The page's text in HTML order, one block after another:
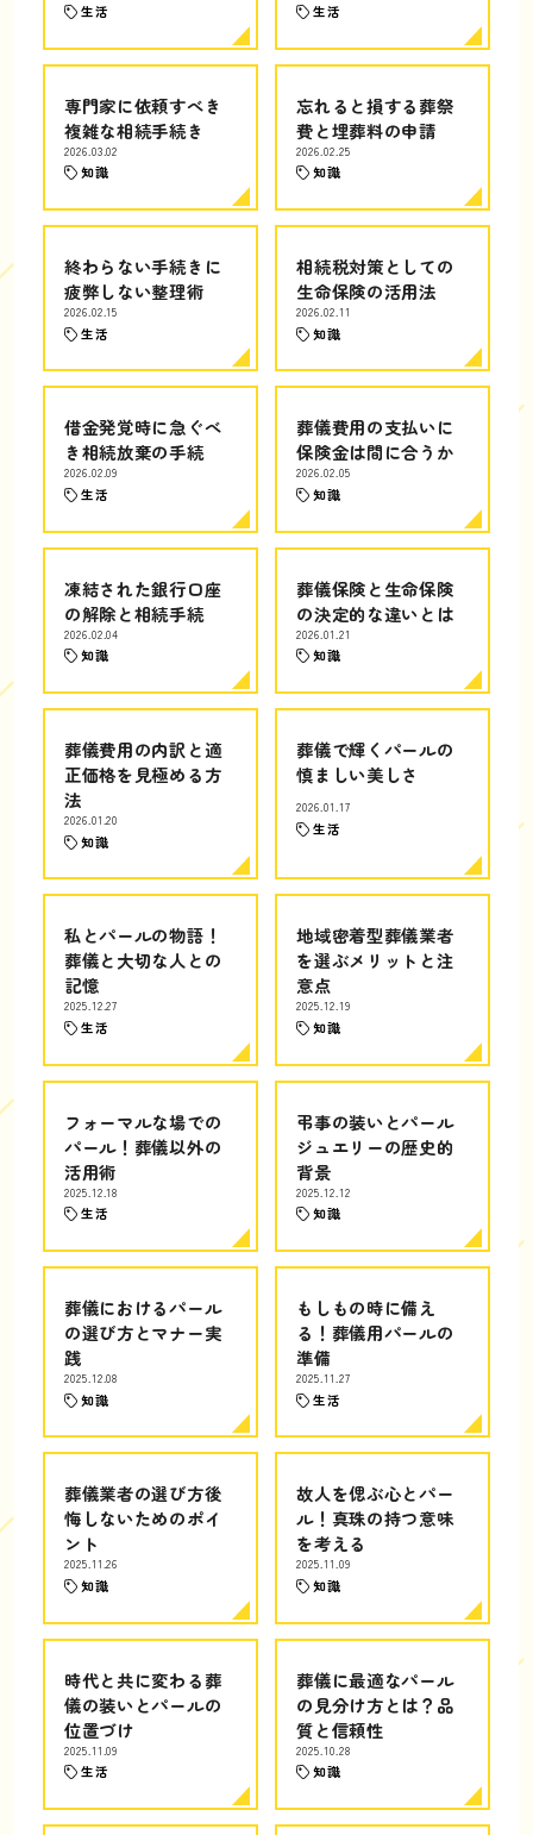
生活 生活
専門家に依頼すべき
複雑な相続手続き
2026.03.02
知識
忘れると損する葬祭
費と埋葬料の申請
2026.02.25
知識
終わらない手続きに
疲弊しない整理術
2026.02.15
生活
相続税対策としての
生命保険の活用法
2026.02.11
知識
借金発覚時に急ぐべ
き相続放棄の手続
2026.02.09
生活
葬儀費用の支払いに
保険金は間に合うか
2026.02.05
知識
凍結された銀行口座
の解除と相続手続
2026.02.04
知識
葬儀保険と生命保険
の決定的な違いとは
2026.01.21
知識
葬儀費用の内訳と適
正価格を見極める方
法
2026.01.20
知識
葬儀で輝くパールの
慎ましい美しさ
2026.01.17
生活
私とパールの物語！
葬儀と大切な人との
記憶
2025.12.27
生活
地域密着型葬儀業者
を選ぶメリットと注
意点
2025.12.19
知識
フォーマルな場での
パール！葬儀以外の
活用術
2025.12.18
生活
弔事の装いとパール
ジュエリーの歴史的
背景
2025.12.12
知識
葬儀におけるパール
の選び方とマナー実
践
2025.12.08
知識
もしもの時に備え
る！葬儀用パールの
準備
2025.11.27
生活
葬儀業者の選び方後
悔しないためのポイ
ント
2025.11.26
知識
故人を偲ぶ心とパー
ル！真珠の持つ意味
を考える
2025.11.09
知識
時代と共に変わる葬
儀の装いとパールの
位置づけ
2025.11.09
生活
葬儀に最適なパール
の見分け方とは？品
質と信頼性
2025.10.28
知識